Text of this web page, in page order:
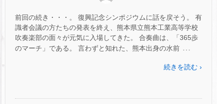
前回の続き・・・。 復興記念シンポジウムに話を戻そう。 有
識者会議の方たちの発表を終え、熊本県立熊本工業高等学校
吹奏楽部の面々が元気に入場してきた。 合奏曲は、「365歩
のマーチ」である。 言わずと知れた、熊本出身の水前 …
続きを読む ›